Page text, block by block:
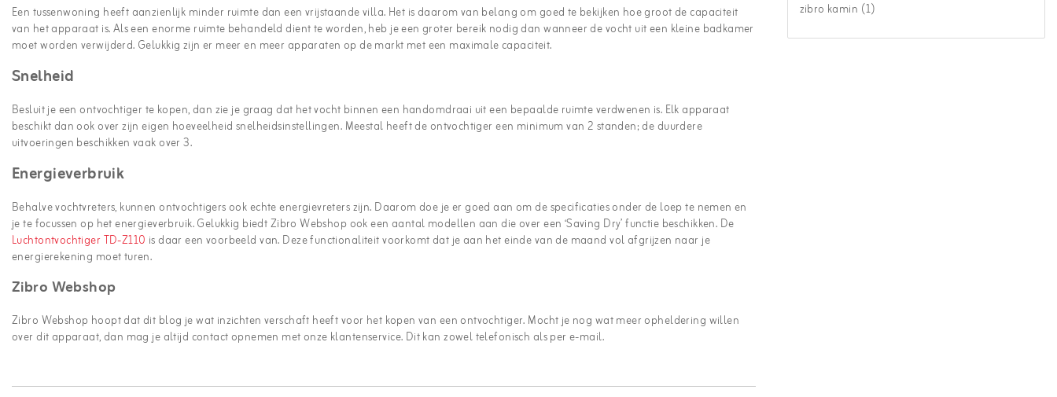
Een tussenwoning heeft aanzienlijk minder ruimte dan een vrijstaande villa. Het is daarom van belang om goed te bekijken hoe groot de capaciteit
van het apparaat is. Als een enorme ruimte behandeld dient te worden, heb je een groter bereik nodig dan wanneer de vocht uit een kleine badkamer
moet worden verwijderd. Gelukkig zijn er meer en meer apparaten op de markt met een maximale capaciteit.
Snelheid
Besluit je een ontvochtiger te kopen, dan zie je graag dat het vocht binnen een handomdraai uit een bepaalde ruimte verdwenen is. Elk apparaat
beschikt dan ook over zijn eigen hoeveelheid snelheidsinstellingen. Meestal heeft de ontvochtiger een minimum van 2 standen; de duurdere
uitvoeringen beschikken vaak over 3.
Energieverbruik
Behalve vochtvreters, kunnen ontvochtigers ook echte energievreters zijn. Daarom doe je er goed aan om de specificaties onder de loep te nemen en
je te focussen op het energieverbruik. Gelukkig biedt Zibro Webshop ook een aantal modellen aan die over een ‘Saving Dry’ functie beschikken. De
Luchtontvochtiger TD-Z110 is daar een voorbeeld van. Deze functionaliteit voorkomt dat je aan het einde van de maand vol afgrijzen naar je
energierekening moet turen.
Zibro Webshop
Zibro Webshop hoopt dat dit blog je wat inzichten verschaft heeft voor het kopen van een ontvochtiger. Mocht je nog wat meer opheldering willen
over dit apparaat, dan mag je altijd contact opnemen met onze klantenservice. Dit kan zowel telefonisch als per e-mail.
zibro kamin (1)